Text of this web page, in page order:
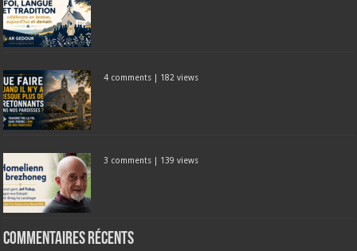
4 comments | 182 views
3 comments | 139 views
Commentaires récents